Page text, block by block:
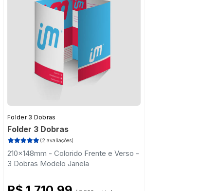
Folder 3 Dobras
Folder 3 Dobras
(2 avaliações)
210x148mm - Colorido Frente e Verso -
3 Dobras Modelo Janela